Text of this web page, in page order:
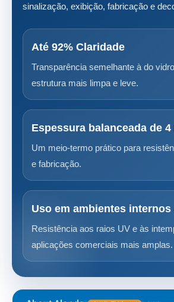
sinalização, exibição, fabricação e
Até 92% Claridade
Transparência semelhante à do
estrutura mais limpa e leve.
Espessura balanceada de 4
Um meio-termo prático para
e fabricação.
Uso em ambientes
Resistência aos raios UV e às
aplicações comerciais mais amplas.